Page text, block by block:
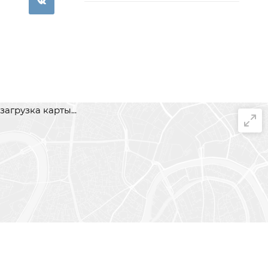
загрузка карты...